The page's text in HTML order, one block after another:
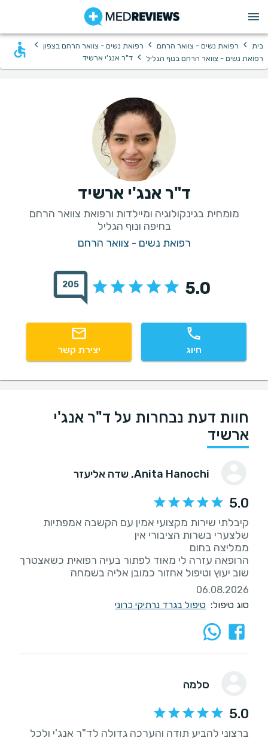
בית › רפואת נשים - צוואר הרחם › רפואת נשים - צוואר הרחם בצפון ›
רפואת נשים - צוואר הרחם בנוף הגליל › ד"ר אנג'י ארשיד
ד"ר אנג'י ארשיד
מומחית בגינקולוגיה ומיילדות ורפואת צוואר הרחם
בחיפה ונוף הגליל
רפואת נשים - צוואר הרחם
5.0
205
חיוג יצירת קשר
חוות דעת נבחרות על ד"ר אנג'י
ארשיד
Anita Hanochi, שדה אליעזר
5.0
קיבלתי שירות מקצועי אמין עם הקשבה אמפתיות
הרופאה עזרה לי מאוד לפתור בעיה רפואית כשאצטרך
שוב יעוץ וטיפול אחזור כמובן אליה בשמחה
06.08.2026
סוג טיפול: טיפול בגרד נרתיקי כרוני
סלמה
5.0
ברצוני להביע תודה והערכה גדולה לד"ר אנג'י ולכל